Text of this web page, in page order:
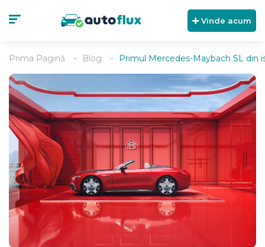
Vinde acum
Prima Pagină Blog Primul Mercedes-Maybach SL din